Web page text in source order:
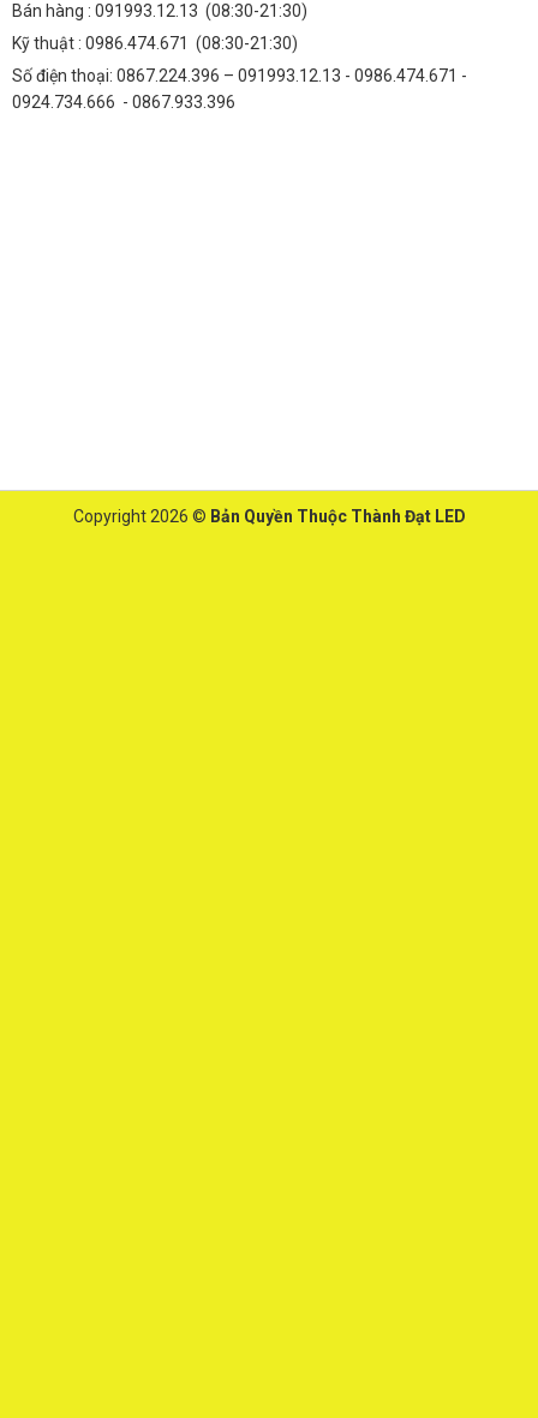
Bán hàng : 091993.12.13 (08:30-21:30)
Kỹ thuật : 0986.474.671 (08:30-21:30)
Số điện thoại: 0867.224.396 – 091993.12.13 - 0986.474.671 -
0924.734.666 - 0867.933.396
Copyright 2026 © Bản Quyền Thuộc Thành Đạt LED